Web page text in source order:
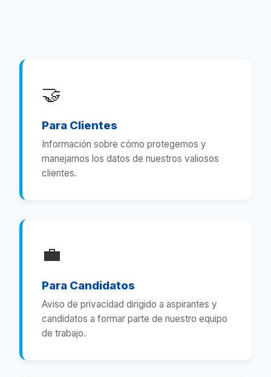
🤝
Para Clientes
Información sobre cómo protegemos y
manejamos los datos de nuestros valiosos
clientes.
💼
Para Candidatos
Aviso de privacidad dirigido a aspirantes y
candidatos a formar parte de nuestro equipo
de trabajo.